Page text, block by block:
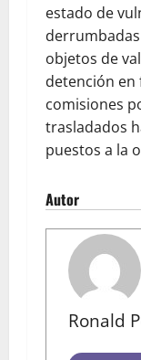
estado de
objetos de
detención en
comisiones
trasladados
puestos a la
Autor
Ronald